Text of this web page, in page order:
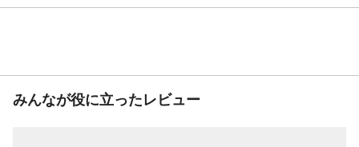
みんなが役に立ったレビュー